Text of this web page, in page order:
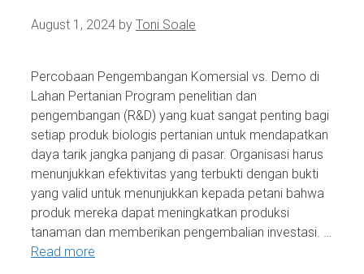
August 1, 2024 by Toni Soale
Percobaan Pengembangan Komersial vs. Demo di
Lahan Pertanian Program penelitian dan
pengembangan (R&D) yang kuat sangat penting bagi
setiap produk biologis pertanian untuk mendapatkan
daya tarik jangka panjang di pasar. Organisasi harus
menunjukkan efektivitas yang terbukti dengan bukti
yang valid untuk menunjukkan kepada petani bahwa
produk mereka dapat meningkatkan produksi
tanaman dan memberikan pengembalian investasi. …
Read more